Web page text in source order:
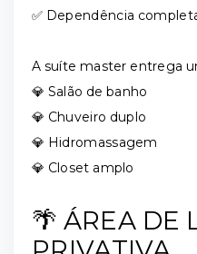
✅ Dependência
A suíte master entrega
💎 Salão de banho
💎 Chuveiro duplo
💎 Hidromassagem
💎 Closet amplo
🌴 ÁREA DE